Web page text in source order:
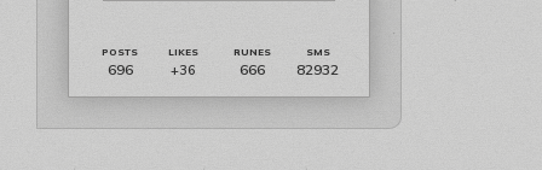
696 +36 666 82932